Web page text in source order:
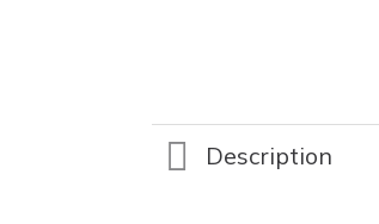
Description